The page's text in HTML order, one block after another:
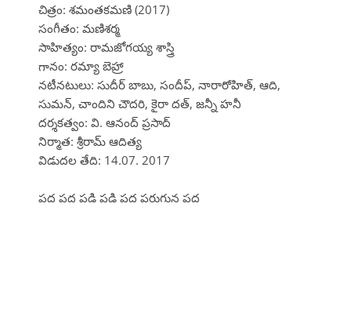
చిత్రం: శమంతకమణి (2017)
సంగీతం: మణిశర్మ
సాహిత్యం: రామజోగయ్య శాస్త్రి
గానం: రమ్యా బెహ్రా
నటీనటులు: సుదీర్ బాబు, సందీప్, నారారోహిత్, ఆది,
సుమన్, చాందిని చౌదరి, కైరా దత్, జన్నీ హనీ
దర్శకత్వం: వి. ఆనంద్ ప్రసాద్
నిర్మాత: శ్రీరామ్ ఆదిత్య
విడుదల తేది: 14.07. 2017
పద పద పడి పడి పద పరుగున పద